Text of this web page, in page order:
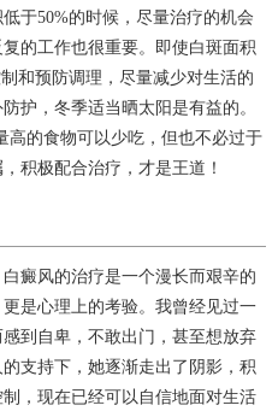
于50%的时候，尽量治疗的机会
的工作也很重要。即使白斑面积
和预防调理，尽量减少对生活的
护，冬季适当晒太阳是有益的。
高的食物可以少吃，但也不必过于
积极配合治疗，才是王道！
癜风的治疗是一个漫长而艰辛的
是心理上的考验。我曾经见过一
到自卑，不敢出门，甚至想放弃
支持下，她逐渐走出了阴影，积
，现在已经可以自信地面对生活